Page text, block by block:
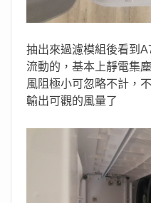
抽出來過濾模組後看到
流動的，基本上靜電集
風阻極小可忽略不計，
輸出可觀的風量了